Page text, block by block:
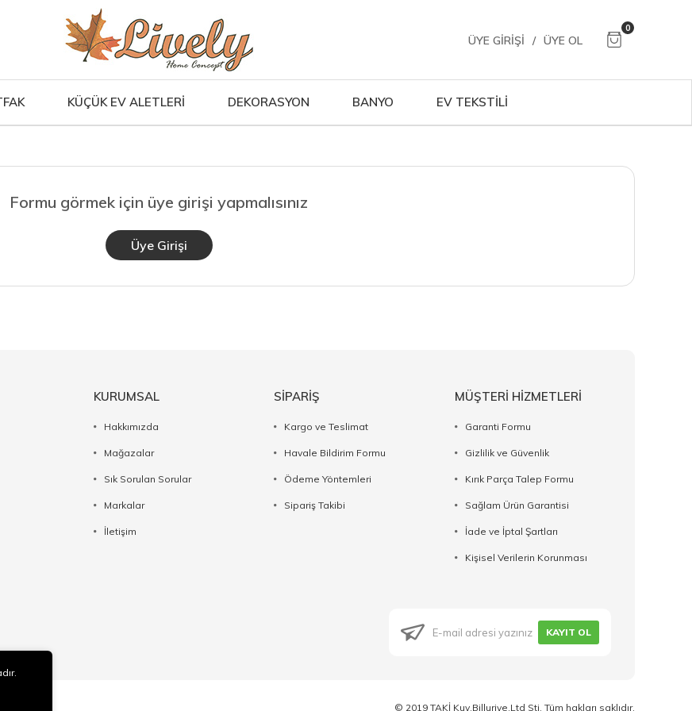
ÜYE GIRIŞI / ÜYE OL
0
KÜÇÜK EV ALETLERİ DEKORASYON BANYO EV TEKSTİLİ
Formu görmek için üye girişi yapmalısınız
Üye Girişi
KURUMSAL
Hakkımızda
Mağazalar
Sık Sorulan Sorular
Markalar
İletişim
SİPARİŞ
Kargo ve Teslimat
Havale Bildirim Formu
Ödeme Yöntemleri
Sipariş Takibi
MÜŞTERİ HİZMETLERİ
Garanti Formu
Gizlilik ve Güvenlik
Kırık Parça Talep Formu
Sağlam Ürün Garantisi
İade ve İptal Şartları
Kişisel Verilerin Korunması
KAYIT OL
© 2019 TAKİ Kuy.Billuriye.Ltd Sti. Tüm hakları saklıdır.